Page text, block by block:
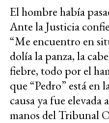
El hombre había
Ante la Justicia
“Me encuentro en
dolía la panza, la
fiebre, todo por el
que “Pedro” está en
causa ya fue elevada
manos del Tribunal